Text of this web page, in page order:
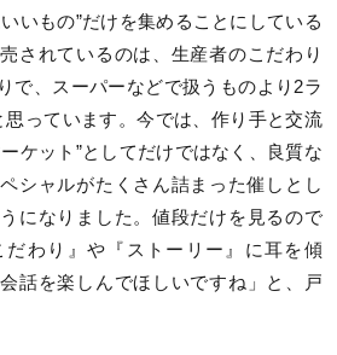
いもの”だけを集めることにしている
されているのは、生産者のこだわり
で、スーパーなどで扱うものより2ラ
思っています。今では、作り手と交流
ケット”としてだけではなく、良質な
シャルがたくさん詰まった催しとし
になりました。値段だけを見るので
だわり』や『ストーリー』に耳を傾
話を楽しんでほしいですね」と、戸